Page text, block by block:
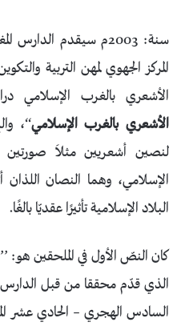
سنة: 2003م سيقدم
المركز الجهوي لمهن التربية
الأشعري بالغرب الإسلامي
الأشعري بالغرب الإسلامي‘‘،
لنصين أشعريين مثلاَ صورتين
الإسلامي، وهما النصان
البلاد الإسلامية تأثيرًا عقديّا بالغًا.
كان النصّ الأول في الملحقين هو: ’’
الذي قدّم محققا من قبل الدارس
السادس الهجري – الحادي عشر